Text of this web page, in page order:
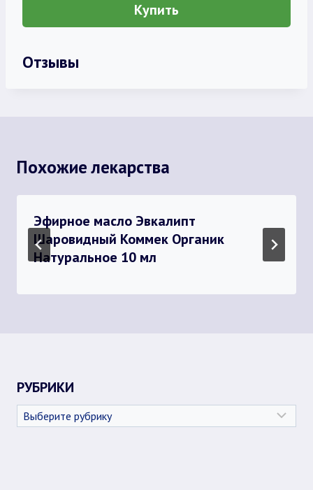
Купить
Отзывы
Похожие лекарства
Эфирное масло Эвкалипт
Шаровидный Коммек Органик
Натуральное 10 мл
РУБРИКИ
Рубрики